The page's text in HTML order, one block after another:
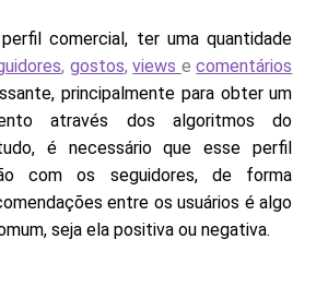
comercial, ter uma quantidade
, gostos,views ecomentários
principalmente para obter um
através dos algoritmos do
é necessário que esse perfil
com os seguidores, de forma
entre os usuários é algo
seja ela positiva ou negativa.